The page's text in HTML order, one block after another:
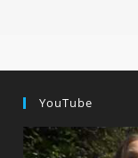
YouTube